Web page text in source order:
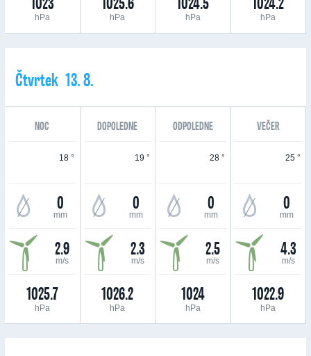
hPa hPa hPa hPa
Čtvrtek 13. 8.
NOC DOPOLEDNE ODPOLEDNE VEČER
18 °
0
mm
2.9
m/s
1025.7
hPa
19 °
0
mm
2.3
m/s
1026.2
hPa
28 °
0
mm
2.5
m/s
1024
hPa
25 °
0
mm
4.3
m/s
1022.9
hPa